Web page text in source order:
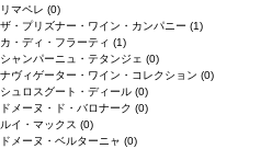
リマペレ (0)
ザ・プリズナー・ワイン・カンパニー (1)
カ・ディ・フラーティ (1)
シャンパーニュ・テタンジェ (0)
ナヴィゲーター・ワイン・コレクション (0)
シュロスグート・ディール (0)
ドメーヌ・ド・バロナーク (0)
ルイ・マックス (0)
ドメーヌ・ベルターニャ (0)